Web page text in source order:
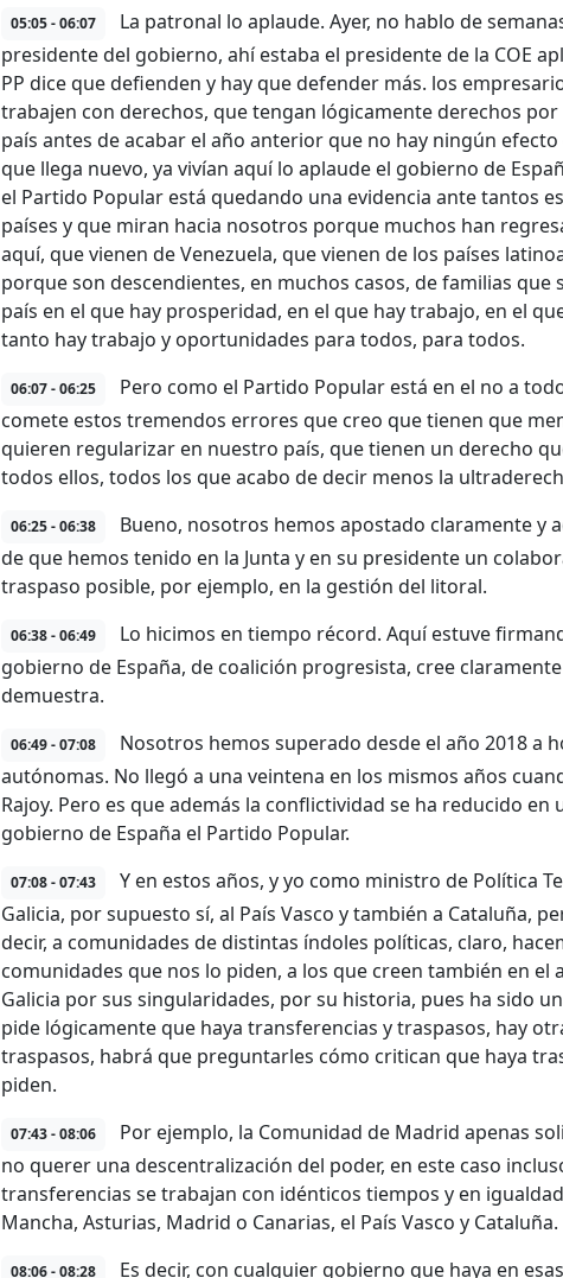
05:05 - 06:07
La patronal lo aplaude. Ayer, no hablo de
presidente del gobierno, ahí estaba el presidente de la COE
PP dice que defienden y hay que defender más. los
trabajen con derechos, que tengan lógicamente derechos
país antes de acabar el año anterior que no hay ningún
que llega nuevo, ya vivían aquí lo aplaude el gobierno de
el Partido Popular está quedando una evidencia ante tantos
países y que miran hacia nosotros porque muchos han
aquí, que vienen de Venezuela, que vienen de los países
porque son descendientes, en muchos casos, de familias
país en el que hay prosperidad, en el que hay trabajo, en el
tanto hay trabajo y oportunidades para todos, para todos.
06:07 - 06:25
Pero como el Partido Popular está en el no a
comete estos tremendos errores que creo que tienen que
quieren regularizar en nuestro país, que tienen un derecho
todos ellos, todos los que acabo de decir menos la
06:25 - 06:38
Bueno, nosotros hemos apostado claramente y
de que hemos tenido en la Junta y en su presidente un
traspaso posible, por ejemplo, en la gestión del litoral.
06:38 - 06:49
Lo hicimos en tiempo récord. Aquí estuve
gobierno de España, de coalición progresista, cree
demuestra.
06:49 - 07:08
Nosotros hemos superado desde el año 2018 a
autónomas. No llegó a una veintena en los mismos años
Rajoy. Pero es que además la conflictividad se ha reducido
gobierno de España el Partido Popular.
07:08 - 07:43
Y en estos años, y yo como ministro de Política
Galicia, por supuesto sí, al País Vasco y también a Cataluña,
decir, a comunidades de distintas índoles políticas, claro,
comunidades que nos lo piden, a los que creen también en
Galicia por sus singularidades, por su historia, pues ha sido
pide lógicamente que haya transferencias y traspasos, hay
traspasos, habrá que preguntarles cómo critican que haya
piden.
07:43 - 08:06
Por ejemplo, la Comunidad de Madrid apenas
no querer una descentralización del poder, en este caso
transferencias se trabajan con idénticos tiempos y en
Mancha, Asturias, Madrid o Canarias, el País Vasco y Cataluña.
08:06 - 08:28 Es decir, con cualquier gobierno que haya en